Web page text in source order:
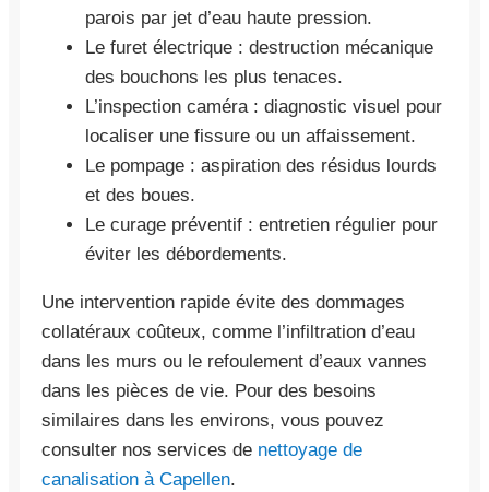
parois par jet d’eau haute pression.
Le furet électrique : destruction mécanique
des bouchons les plus tenaces.
L’inspection caméra : diagnostic visuel pour
localiser une fissure ou un affaissement.
Le pompage : aspiration des résidus lourds
et des boues.
Le curage préventif : entretien régulier pour
éviter les débordements.
Une intervention rapide évite des dommages
collatéraux coûteux, comme l’infiltration d’eau
dans les murs ou le refoulement d’eaux vannes
dans les pièces de vie. Pour des besoins
similaires dans les environs, vous pouvez
consulter nos services de nettoyage de
canalisation à Capellen.